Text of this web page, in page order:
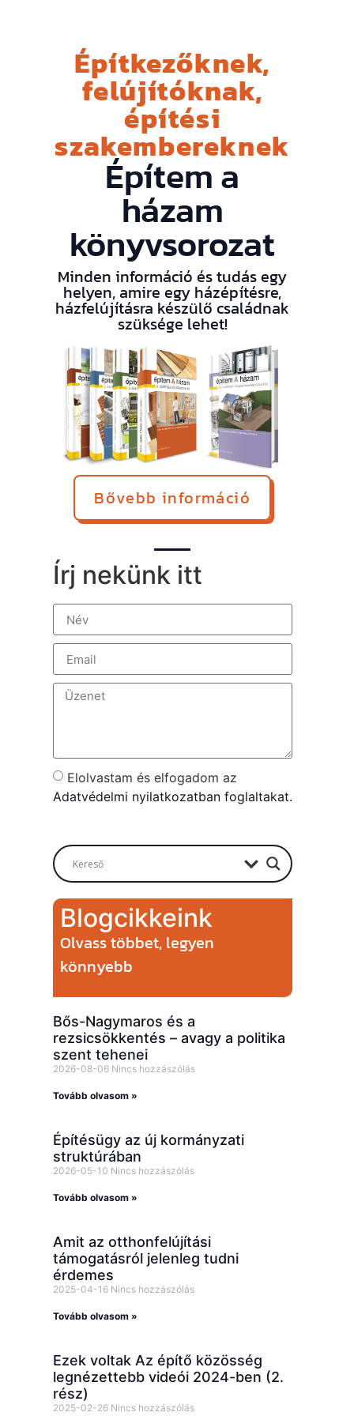
Építkezőknek,
felújítóknak,
építési
szakembereknek
Építem a
házam
könyvsorozat
Minden információ és tudás egy
helyen, amire egy házépítésre,
házfelújításra készülő családnak
szüksége lehet!
Bővebb információ
Írj nekünk itt
Elolvastam és elfogadom az
Adatvédelmi nyilatkozatban foglaltakat.
Blogcikkeink
Olvass többet, legyen
könnyebb
Bős-Nagymaros és a
rezsicsökkentés – avagy a politika
szent tehenei
2026-08-06 Nincs hozzászólás
Tovább olvasom »
Építésügy az új kormányzati
struktúrában
2026-05-10 Nincs hozzászólás
Tovább olvasom »
Amit az otthonfelújítási
támogatásról jelenleg tudni
érdemes
2025-04-16 Nincs hozzászólás
Tovább olvasom »
Ezek voltak Az építő közösség
legnézettebb videói 2024-ben (2.
rész)
2025-02-26 Nincs hozzászólás